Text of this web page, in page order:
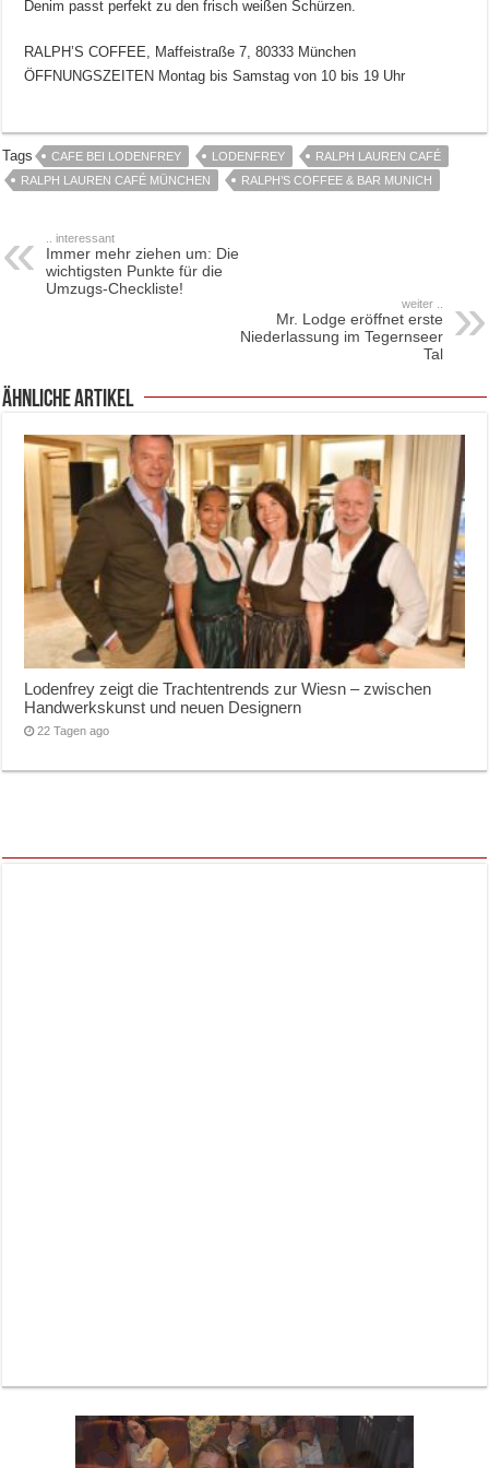
Denim passt perfekt zu den frisch weißen Schürzen.
RALPH’S COFFEE, Maffeistraße 7, 80333 München
ÖFFNUNGSZEITEN Montag bis Samstag von 10 bis 19 Uhr
Tags CAFE BEI LODENFREY LODENFREY
RALPH LAUREN CAFÉ
RALPH LAUREN CAFÉ MÜNCHEN
RALPH’S COFFEE & BAR MUNICH
.. interessant
Immer mehr ziehen um: Die
wichtigsten Punkte für die
Umzugs-Checkliste!
weiter ..
Mr. Lodge eröffnet erste
Niederlassung im Tegernseer
Tal
ähnliche Artikel
Lodenfrey zeigt die Trachtentrends zur Wiesn – zwischen
Handwerkskunst und neuen Designern
22 Tagen ago